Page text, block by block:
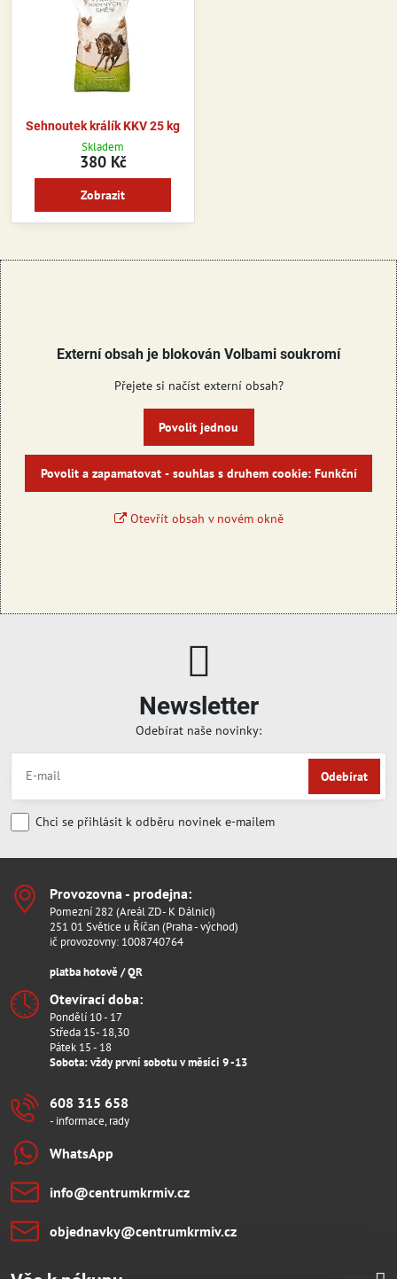
Sehnoutek králík KKV 25 kg
Skladem
380 Kč
Zobrazit
Externí obsah je blokován Volbami soukromí
Přejete si načíst externí obsah?
Povolit jednou
Povolit a zapamatovat - souhlas s druhem cookie: Funkční
Otevřít obsah v novém okně
Newsletter
Odebírat naše novinky:
Odebírat
Chci se přihlásit k odběru novinek e-mailem
Provozovna - prodejna:
Pomezní 282 (Areál ZD- K Dálnici)
251 01 Světice u Říčan (Praha - východ)
ič provozovny: 1008740764
platba hotově / QR
Otevírací doba:
Pondělí 10 - 17
Středa 15- 18,30
Pátek 15 - 18
Sobota: vždy první sobotu v měsíci 9 -13
608 315 658
- informace, rady
WhatsApp
info​@centrumkrmiv​.cz
objednavky​@centrumkrmiv​.cz